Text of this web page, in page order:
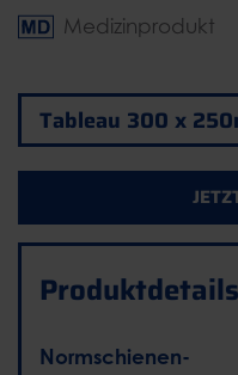
Medizinprodukt
Produktdetails
Normschienen-